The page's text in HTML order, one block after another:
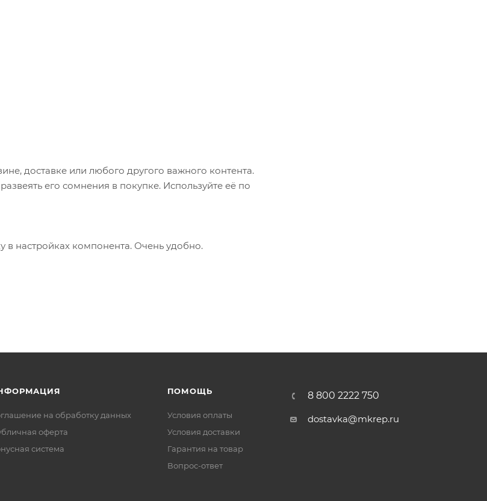
доставке или любого другого важного контента.
его сомнения в покупке. Используйте её по
в настройках компонента. Очень удобно.
на обработку данных
оферта
система
ПОМОЩЬ
Условия оплаты
Условия доставки
Гарантия на товар
Вопрос-ответ
8 800 2222 750
dostavka@mkrep.ru